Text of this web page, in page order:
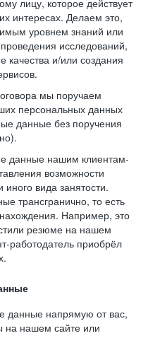
лицу, которое действует
интересах. Делаем это,
уровнем знаний или
исследований,
качества и/или создания
мы поручаем
персональных данных
данные без поручения
данные нашим клиентам-
возможности
иного вида занятости.
трансгранично, то есть
Например, это
резюме на нашем
работодатель приобрёл
данные напрямую от вас,
на нашем сайте или